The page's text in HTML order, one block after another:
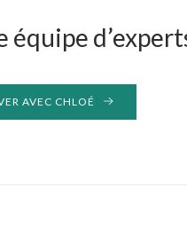
équipe
AVEC CHLOÉ